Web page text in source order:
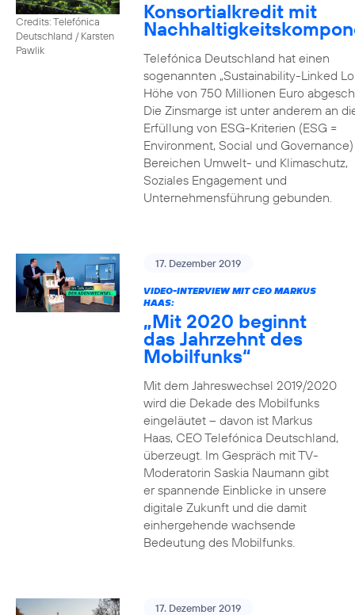
Credits: Telefónica
Deutschland / Karsten
Pawlik
Konsortialkredit mit
Telefónica Deutschland hat einen
sogenannten „Sustainability-Linked
Höhe von 750 Millionen Euro
Die Zinsmarge ist unter anderem an
Erfüllung von ESG-Kriterien (ESG =
Environment, Social und
Bereichen Umwelt- und Klimaschutz,
Soziales Engagement und
Unternehmensführung gebunden.
17. Dezember 2019
VIDEO-INTERVIEW MIT CEO MARKUS
HAAS:
„Mit 2020 beginnt
das Jahrzehnt des
Mobilfunks“
Mit dem Jahreswechsel 2019/2020
wird die Dekade des Mobilfunks
eingeläutet – davon ist Markus
Haas, CEO Telefónica Deutschland,
überzeugt. Im Gespräch mit TV-
Moderatorin Saskia Naumann gibt
er spannende Einblicke in unsere
digitale Zukunft und die damit
einhergehende wachsende
Bedeutung des Mobilfunks.
17. Dezember 2019